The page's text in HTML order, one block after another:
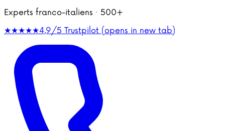
Experts franco-italiens · 500+
★★★★★4,9/5 Trustpilot (opens in new tab)